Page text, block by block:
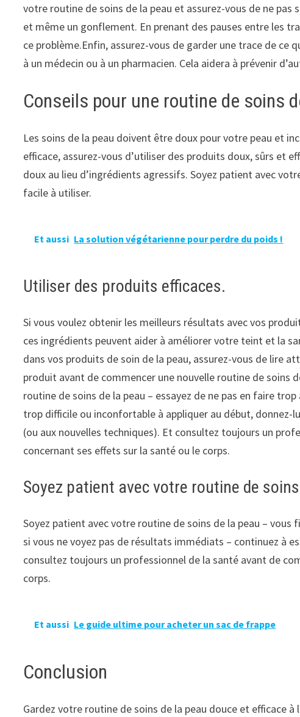
votre routine de soins de la peau et assurez-vous de ne
et même un gonflement. En prenant des pauses entre les
ce problème.Enfin, assurez-vous de garder une trace de
à un médecin ou à un pharmacien. Cela aidera à prévenir
Conseils pour une routine de soins
Les soins de la peau doivent être doux pour votre peau et
efficace, assurez-vous d’utiliser des produits doux, sûrs et
doux au lieu d’ingrédients agressifs. Soyez patient avec
facile à utiliser.
Et aussi La solution végétarienne pour perdre du poids !
Utiliser des produits efficaces.
Si vous voulez obtenir les meilleurs résultats avec vos
ces ingrédients peuvent aider à améliorer votre teint et la
dans vos produits de soin de la peau, assurez-vous de lire
produit avant de commencer une nouvelle routine de soins
routine de soins de la peau – essayez de ne pas en faire
trop difficile ou inconfortable à appliquer au début,
(ou aux nouvelles techniques). Et consultez toujours un
concernant ses effets sur la santé ou le corps.
Soyez patient avec votre routine de
Soyez patient avec votre routine de soins de la peau –
si vous ne voyez pas de résultats immédiats – continuez à
consultez toujours un professionnel de la santé avant de
corps.
Et aussi Le guide ultime pour acheter un sac de frappe
Conclusion
Gardez votre routine de soins de la peau douce et efficace